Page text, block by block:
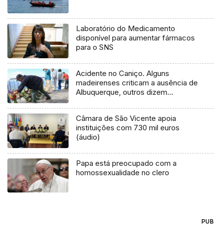
Laboratório do Medicamento
disponível para aumentar fármacos
para o SNS
Acidente no Caniço. Alguns
madeirenses criticam a ausência de
Albuquerque, outros dizem
Câmara de São Vicente apoia
instituições com 730 mil euros
(áudio)
Papa está preocupado com a
homossexualidade no clero
PUB